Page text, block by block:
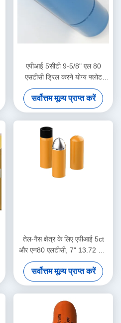
एपीआई 5सीटी 9-5/8" एल 80
एसटीसी ड्रिल करने योग्य फ्लोट
कॉलर, तेल क्षेत्र फ्लोट कॉलर, भूमि
गहरे तेल गैस कुएं सीमेंटिंग के लिए
इस्तेमाल किया
सर्वोत्तम मूल्य प्राप्त करें
तेल-गैस क्षेत्र के लिए एपीआई 5ct
और एन80 एलटीसी, 7" 13.72 मिमी
एल्यूमीनियम मिश्र धातु डबल वाल्व
फ्लोट शू और कॉलर
सर्वोत्तम मूल्य प्राप्त करें